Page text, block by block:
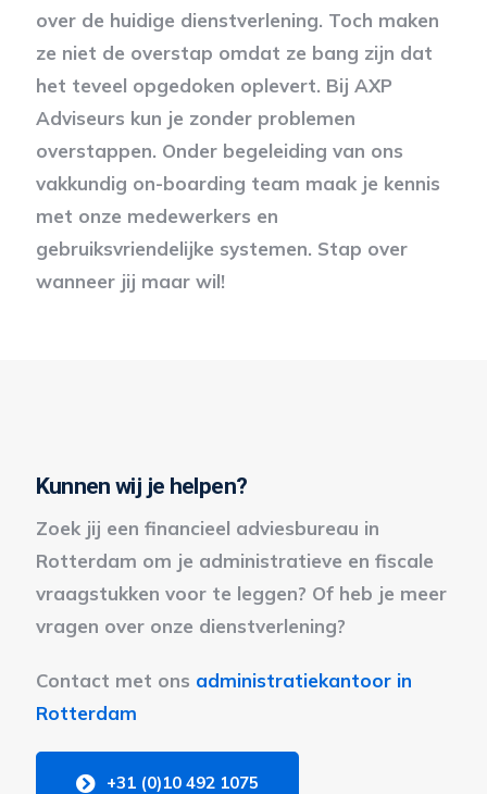
over de huidige dienstverlening. Toch maken
ze niet de overstap omdat ze bang zijn dat
het teveel opgedoken oplevert. Bij AXP
Adviseurs kun je zonder problemen
overstappen. Onder begeleiding van ons
vakkundig on-boarding team maak je kennis
met onze medewerkers en
gebruiksvriendelijke systemen. Stap over
wanneer jij maar wil!
Kunnen wij je helpen?
Zoek jij een financieel adviesbureau in
Rotterdam om je administratieve en fiscale
vraagstukken voor te leggen? Of heb je meer
vragen over onze dienstverlening?
Contact met ons administratiekantoor in
Rotterdam
+31 (0)10 492 1075